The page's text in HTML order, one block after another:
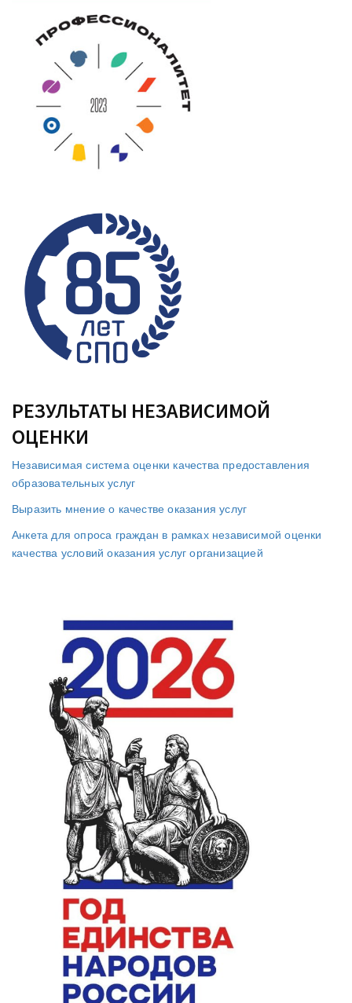
РЕЗУЛЬТАТЫ НЕЗАВИСИМОЙ
ОЦЕНКИ
Независимая система оценки качества предоставления
образовательных услуг
Выразить мнение о качестве оказания услуг
Анкета для опроса граждан в рамках независимой оценки
качества условий оказания услуг организацией